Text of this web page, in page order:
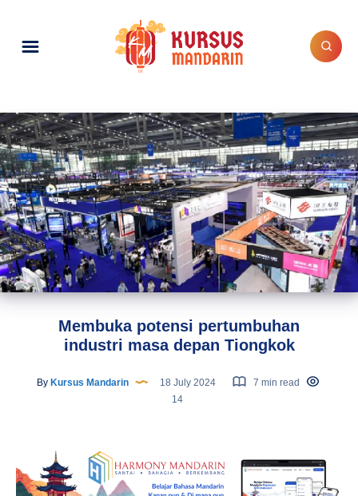
Membuka potensi pertumbuhan
industri masa depan Tiongkok
By Kursus Mandarin 18 July 2024
7 min read
14